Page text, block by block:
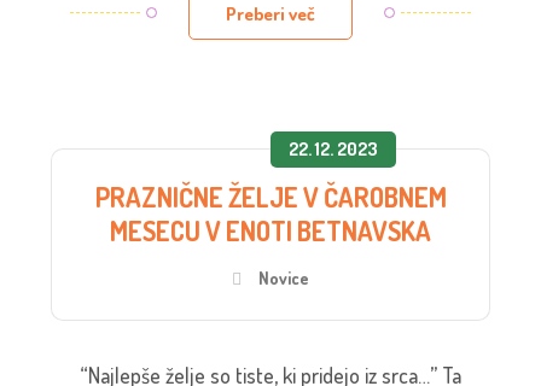
Preberi več
22. 12. 2023
PRAZNIČNE ŽELJE V ČAROBNEM
MESECU V ENOTI BETNAVSKA
Novice
“Najlepše želje so tiste, ki pridejo iz srca…” Ta